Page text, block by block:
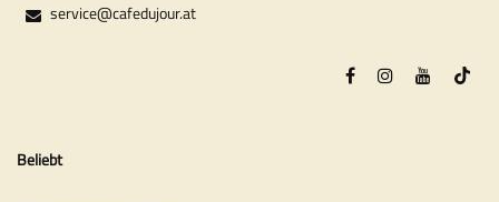
service@cafedujour.at
Beliebt